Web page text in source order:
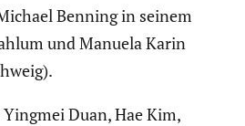
Benning in seinem
und Manuela Karin
Duan, Hae Kim,